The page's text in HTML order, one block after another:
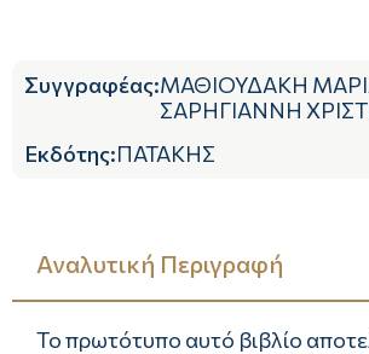
Συγγραφέας:ΜΑΘΙΟΥΔΑΚΗ
ΣΑΡΗΓΙΑΝΝΗ
Εκδότης:ΠΑΤΑΚΗΣ
Αναλυτική Περιγραφή
Το πρωτότυπο αυτό βιβλίο